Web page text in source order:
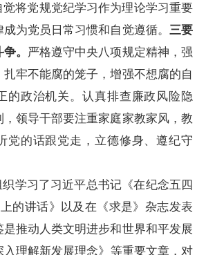
觉将党规党纪学习作为理论学习重要
为党员日常习惯和自觉遵循。 三要
。 严格遵守中央八项规定精神，强
牢不能腐的笼子，增强不想腐的自
的政治机关。认真排查廉政风险隐
领导干部要注重家庭家教家风，教
党的话跟党走，立德修身、遵纪守
学习了习近平总书记《在纪念五四
的讲话》以及在《求是》杂志发表
是推动人类文明进步和世界和平发展
入理解新发展理念》 等重要文章，对